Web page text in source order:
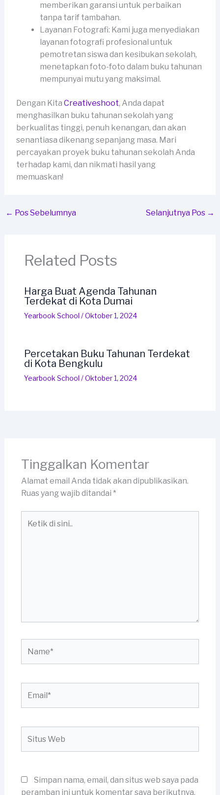
memberikan garansi untuk perbaikan
tanpa tarif tambahan.
Layanan Fotografi: Kami juga menyediakan
layanan fotografi profesional untuk
pemotretan siswa dan kesibukan sekolah,
menetapkan foto-foto dalam buku tahunan
mempunyai mutu yang maksimal.
Dengan Kita Creativeshoot, Anda dapat
menghasilkan buku tahunan sekolah yang
berkualitas tinggi, penuh kenangan, dan akan
senantiasa dikenang sepanjang masa. Mari
percayakan proyek buku tahunan sekolah Anda
terhadap kami, dan nikmati hasil yang
memuaskan!
← Pos Sebelumnya Selanjutnya Pos →
Related Posts
Harga Buat Agenda Tahunan
Terdekat di Kota Dumai
Yearbook School /Oktober 1, 2024
Percetakan Buku Tahunan Terdekat
di Kota Bengkulu
Yearbook School /Oktober 1, 2024
Tinggalkan Komentar
Alamat email Anda tidak akan dipublikasikan.
Ruas yang wajib ditandai *
Web
Simpan nama, email, dan situs web saya pada
peramban ini untuk komentar saya berikutnya.